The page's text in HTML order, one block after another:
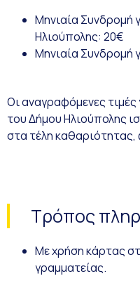
Μηνιαία Συνδρομή
Ηλιούπολης: 20€
Μηνιαία Συνδρομή
Οι αναγραφόμενες
του Δήμου Ηλιούπολης
στα τέλη
Τρόπος
Με χρήση κάρτας
γραμματείας.